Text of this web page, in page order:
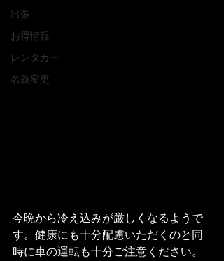
出張
お得情報
レンタカー
名義変更
今晩から冷え込みが厳しくなるようで
す。健康にも十分配慮いただくのと同
時に車の運転も十分ご注意ください。